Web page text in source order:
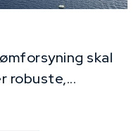
skal
robuste,...